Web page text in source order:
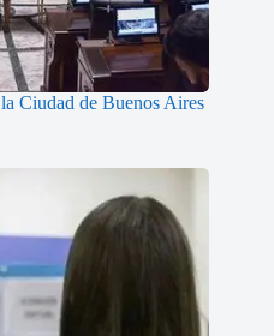
Ciudad de Buenos Aires